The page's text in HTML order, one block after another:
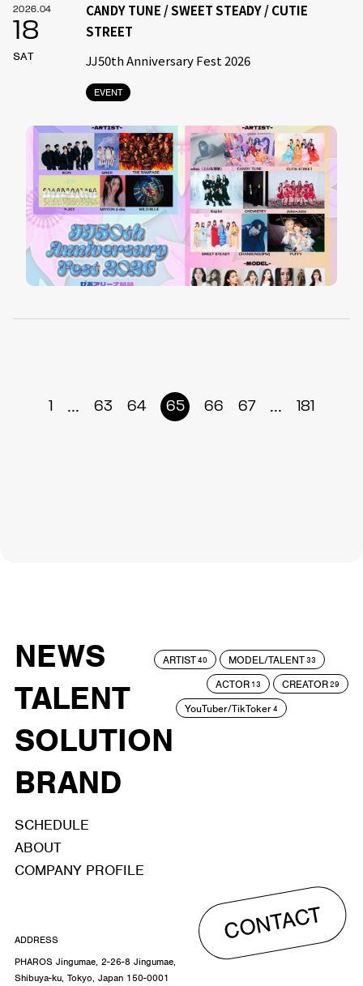
2026.04
18
SAT
EVENT
CANDY TUNE / SWEET STEADY / CUTIE
STREET
JJ50th Anniversary Fest 2026
1 ... 63 64 65 66 67 ... 181
NEWS
TALENT
SOLUTION
BRAND
ARTIST40 MODEL/TALENT33
ACTOR 13 CREATOR29
YouTuber/TikToker4
SCHEDULE
ABOUT
COMPANY PROFILE
CONTACT
ADDRESS
PHAROS Jingumae, 2-26-8 Jingumae,
Shibuya-ku, Tokyo, Japan 150-0001